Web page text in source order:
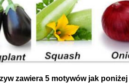
zawiera 5 motywów jak poniżej